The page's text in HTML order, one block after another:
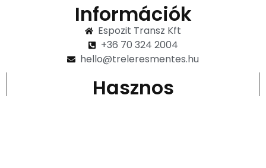
Információk
Espozit Transz Kft
+36 70 324 2004
hello@treleresmentes.hu
Hasznos